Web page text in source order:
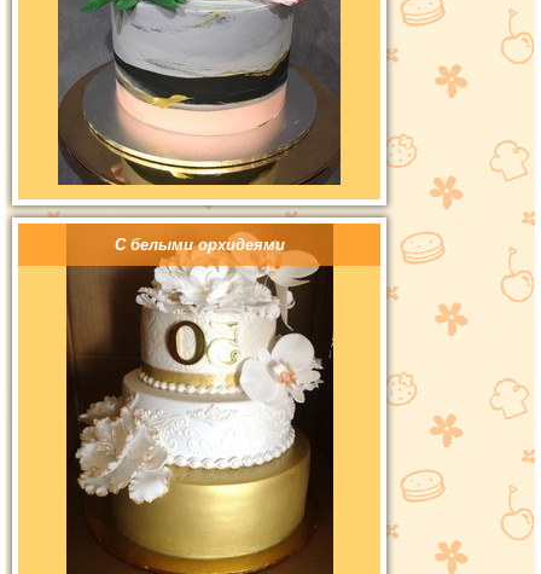
С белыми орхидеями